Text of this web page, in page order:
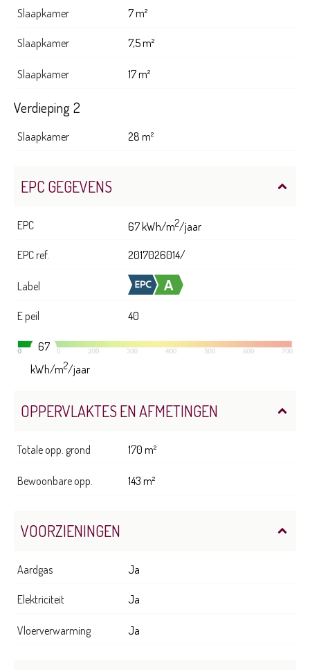
Slaapkamer 7 m²
Slaapkamer 7,5 m²
Slaapkamer 17 m²
Verdieping 2
Slaapkamer 28 m²
EPC GEGEVENS
EPC 67 kWh/m2/jaar
EPC ref. 2017026014/
Label
E peil 40
67
kWh/m2/jaar
OPPERVLAKTES EN AFMETINGEN
Totale opp. grond 170 m²
Bewoonbare opp. 143 m²
VOORZIENINGEN
Aardgas Ja
Elektriciteit Ja
Vloerverwarming Ja